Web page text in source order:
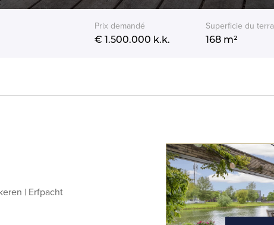
Prix demandé
€ 1.500.000 k.k.
Superficie du
168 m²
| Erfpacht